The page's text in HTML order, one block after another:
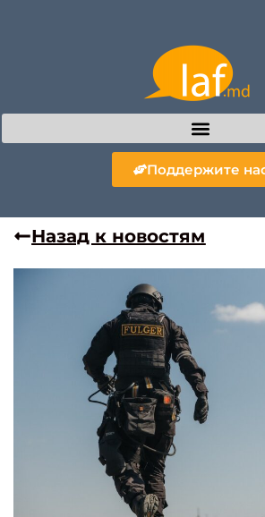
Поддержите
Назад к новостям